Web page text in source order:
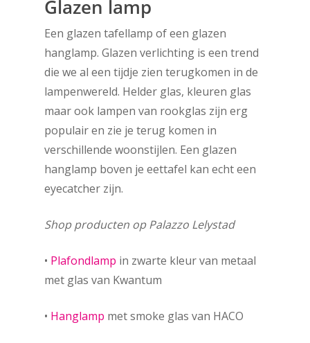
Glazen lamp
Een glazen tafellamp of een glazen
hanglamp. Glazen verlichting is een trend
die we al een tijdje zien terugkomen in de
lampenwereld. Helder glas, kleuren glas
maar ook lampen van rookglas zijn erg
populair en zie je terug komen in
verschillende woonstijlen. Een glazen
hanglamp boven je eettafel kan echt een
eyecatcher zijn.
Shop producten op Palazzo Lelystad
• Plafondlamp in zwarte kleur van metaal
met glas van Kwantum
• Hanglamp met smoke glas van HACO